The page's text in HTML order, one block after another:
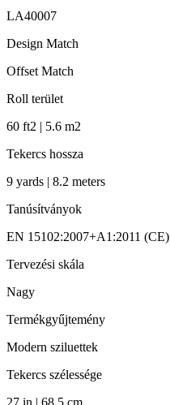
LA40007
Design Match
Offset Match
Roll terület
60 ft2 | 5.6 m2
Tekercs hossza
9 yards | 8.2 meters
Tanúsítványok
EN 15102:2007+A1:2011 (CE)
Tervezési skála
Nagy
Termékgyűjtemény
Modern sziluettek
Tekercs szélessége
27 in | 68.5 cm